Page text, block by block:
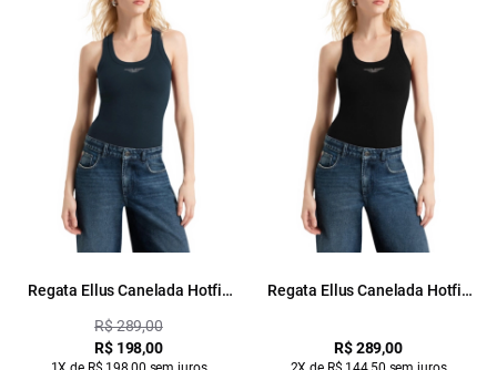
Regata Ellus Canelada Hotfix
R$ 289,00
R$ 198,00
Regata Ellus Canelada Hotfix
R$ 289,00